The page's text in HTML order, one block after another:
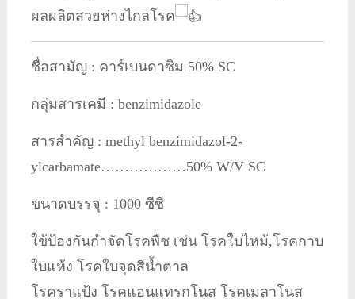
ผลผลิตสวยห่างไกลโรค
ชื่อสามัญ : คาร์เบนดาซิม 50% SC
กลุ่มสารเคมี : benzimidazole
สารสำคัญ : methyl benzimidazol-2-
ylcarbamate………………50% W/V SC
ขนาดบรรจุ : 1000 ซีซี
ใข้ป้องกันกำจัดโรคพืช เช่น โรคใบไหม้,โรคกาบ
ใบแห้ง โรคใบจุดสีน้ำตาล
โรคราแป้ง โรคแอนแทรกโนส โรคเมลาโนส